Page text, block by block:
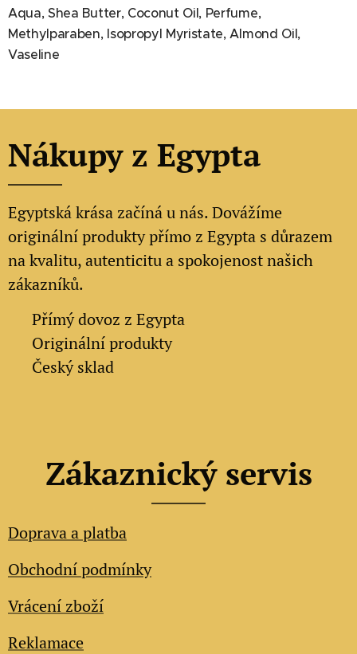
Aqua, Shea Butter, Coconut Oil, Perfume,
Methylparaben, Isopropyl Myristate, Almond Oil,
Vaseline
Nákupy z Egypta
Egyptská krása začíná u nás. Dovážíme
originální produkty přímo z Egypta s důrazem
na kvalitu, autenticitu a spokojenost našich
zákazníků.
Přímý dovoz z Egypta
Originální produkty
✔ Český sklad
Zákaznický servis
Doprava a platba
Obchodní podmínky
Vrácení zboží
Reklamace